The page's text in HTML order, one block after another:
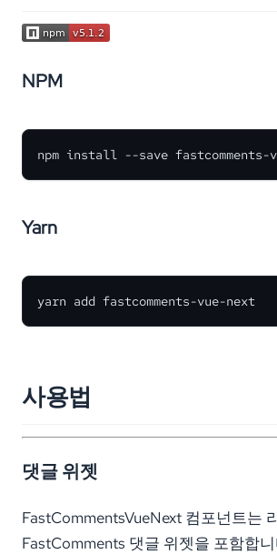
NPM
npm install --save fastcomments-
Yarn
yarn add fastcomments-vue-next
사용법
댓글 위젯
FastCommentsVueNext 컴포넌트는
FastComments 댓글 위젯을 포함합